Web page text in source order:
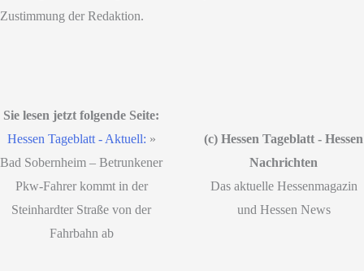
Zustimmung der Redaktion.
Sie lesen jetzt folgende Seite:
Hessen Tageblatt - Aktuell: »
Bad Sobernheim – Betrunkener
Pkw-Fahrer kommt in der
Steinhardter Straße von der
Fahrbahn ab
(c) Hessen Tageblatt - Hessen
Nachrichten
Das aktuelle Hessenmagazin
und Hessen News